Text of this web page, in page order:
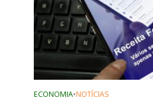
ECONOMIA•NOTÍCIAS